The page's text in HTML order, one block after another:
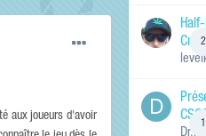
aux joueurs d'avoir
2
1
CSGO